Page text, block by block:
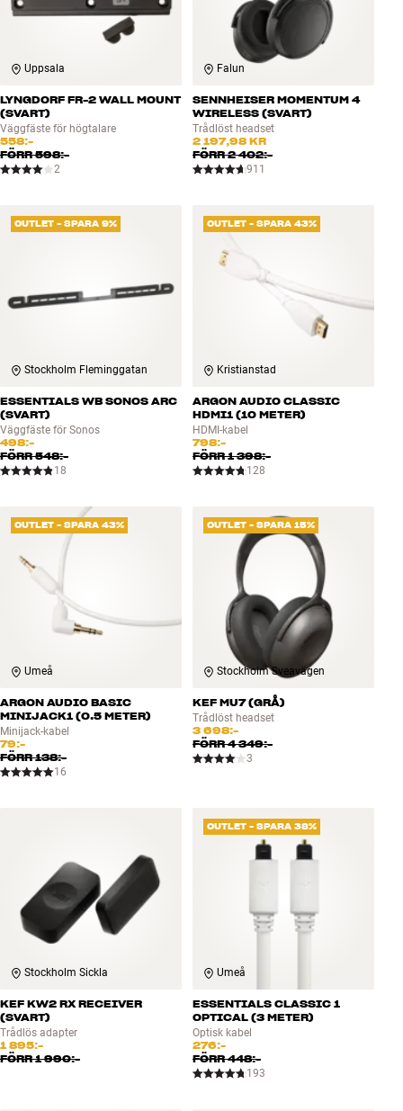
Uppsala
LYNGDORF FR-2 WALL MOUNT
(SVART)
Väggfäste för högtalare
558:-
FÖRR598:-
2
Falun
SENNHEISER MOMENTUM 4
WIRELESS (SVART)
Trådlöst headset
2 197,98 KR
FÖRR2 402:-
911
OUTLET - SPARA 9%
Stockholm Fleminggatan
ESSENTIALS WB SONOS ARC
(SVART)
Väggfäste för Sonos
498:-
FÖRR548:-
18
OUTLET - SPARA 43%
Kristianstad
ARGON AUDIO CLASSIC
HDMI1 (10 METER)
HDMI-kabel
798:-
FÖRR1 398:-
128
OUTLET - SPARA 43%
Umeå
ARGON AUDIO BASIC
MINIJACK1 (0.5 METER)
Minijack-kabel
79:-
FÖRR138:-
16
OUTLET - SPARA 15%
Stockholm Sveavägen
KEF MU7 (GRÅ)
Trådlöst headset
3 698:-
FÖRR4 349:-
3
Stockholm Sickla
KEF KW2 RX RECEIVER
(SVART)
Trådlös adapter
1 895:-
FÖRR1 990:-
OUTLET - SPARA 38%
Umeå
ESSENTIALS CLASSIC 1
OPTICAL (3 METER)
Optisk kabel
276:-
FÖRR448:-
193